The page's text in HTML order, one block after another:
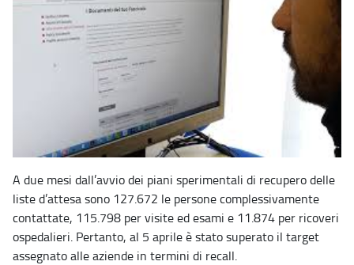
A due mesi dall’avvio dei piani sperimentali di recupero delle
liste d’attesa sono 127.672 le persone complessivamente
contattate, 115.798 per visite ed esami e 11.874 per ricoveri
ospedalieri. Pertanto, al 5 aprile è stato superato il target
assegnato alle aziende in termini di recall.